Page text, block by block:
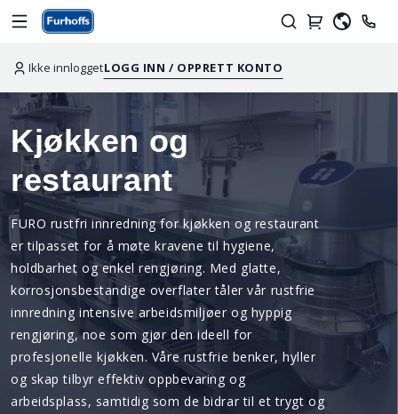
Ikke innloggetLOGG INN / OPPRETT KONTO
Kjøkken og
restaurant
FURO rustfri innredning for kjøkken og restaurant
er tilpasset for å møte kravene til hygiene,
holdbarhet og enkel rengjøring. Med glatte,
korrosjonsbestandige overflater tåler vår rustfrie
innredning intensive arbeidsmiljøer og hyppig
rengjøring, noe som gjør den ideell for
profesjonelle kjøkken. Våre rustfrie benker, hyller
og skap tilbyr effektiv oppbevaring og
arbeidsplass, samtidig som de bidrar til et trygt og